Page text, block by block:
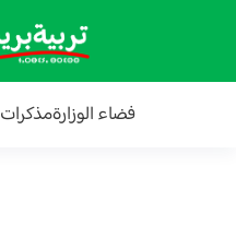
فضاء الوزارةمذكرات